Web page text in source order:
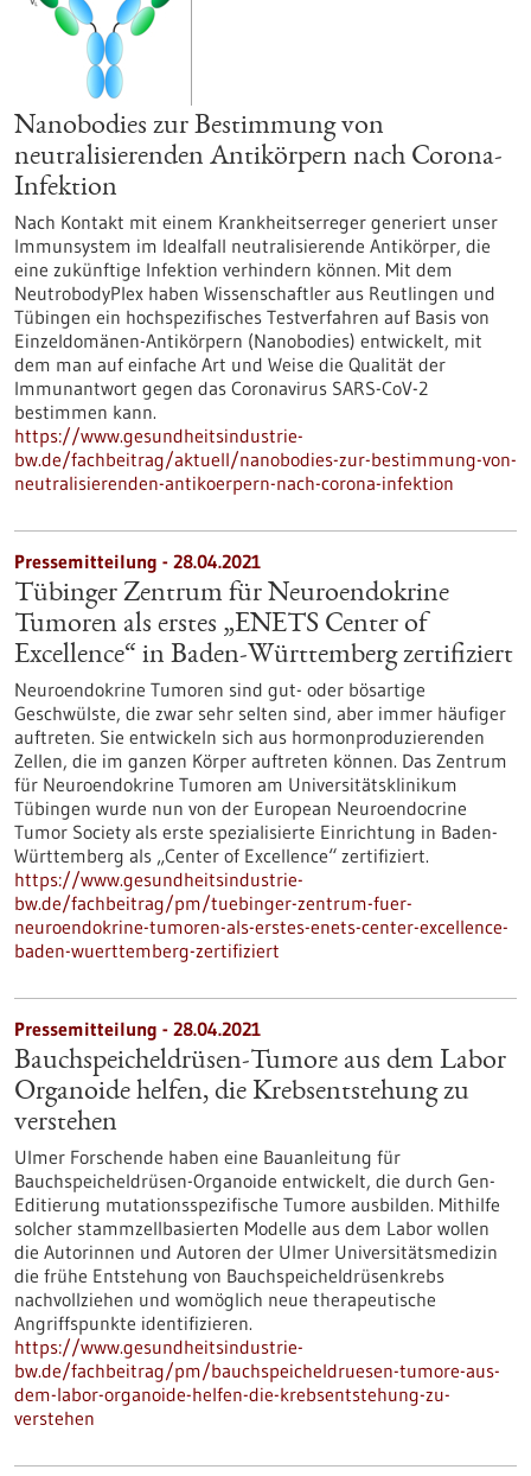
Nanobodies zur Bestimmung von
neutralisierenden Antikörpern nach Corona-
Infektion
Nach Kontakt mit einem Krankheitserreger generiert unser
Immunsystem im Idealfall neutralisierende Antikörper, die
eine zukünftige Infektion verhindern können. Mit dem
NeutrobodyPlex haben Wissenschaftler aus Reutlingen und
Tübingen ein hochspezifisches Testverfahren auf Basis von
Einzeldomänen-Antikörpern (Nanobodies) entwickelt, mit
dem man auf einfache Art und Weise die Qualität der
Immunantwort gegen das Coronavirus SARS-CoV-2
bestimmen kann.
https://www.gesundheitsindustrie-
bw.de/fachbeitrag/aktuell/nanobodies-zur-bestimmung-von-
neutralisierenden-antikoerpern-nach-corona-infektion
Pressemitteilung - 28.04.2021
Tübinger Zentrum für Neuroendokrine
Tumoren als erstes „ENETS Center of
Excellence“ in Baden-Württemberg zertifiziert
Neuroendokrine Tumoren sind gut- oder bösartige
Geschwülste, die zwar sehr selten sind, aber immer häufiger
auftreten. Sie entwickeln sich aus hormonproduzierenden
Zellen, die im ganzen Körper auftreten können. Das Zentrum
für Neuroendokrine Tumoren am Universitätsklinikum
Tübingen wurde nun von der European Neuroendocrine
Tumor Society als erste spezialisierte Einrichtung in Baden-
Württemberg als „Center of Excellence“ zertifiziert.
https://www.gesundheitsindustrie-
bw.de/fachbeitrag/pm/tuebinger-zentrum-fuer-
neuroendokrine-tumoren-als-erstes-enets-center-excellence-
baden-wuerttemberg-zertifiziert
Pressemitteilung - 28.04.2021
Bauchspeicheldrüsen-Tumore aus dem Labor
Organoide helfen, die Krebsentstehung zu
verstehen
Ulmer Forschende haben eine Bauanleitung für
Bauchspeicheldrüsen-Organoide entwickelt, die durch Gen-
Editierung mutationsspezifische Tumore ausbilden. Mithilfe
solcher stammzellbasierten Modelle aus dem Labor wollen
die Autorinnen und Autoren der Ulmer Universitätsmedizin
die frühe Entstehung von Bauchspeicheldrüsenkrebs
nachvollziehen und womöglich neue therapeutische
Angriffspunkte identifizieren.
https://www.gesundheitsindustrie-
bw.de/fachbeitrag/pm/bauchspeicheldruesen-tumore-aus-
dem-labor-organoide-helfen-die-krebsentstehung-zu-
verstehen